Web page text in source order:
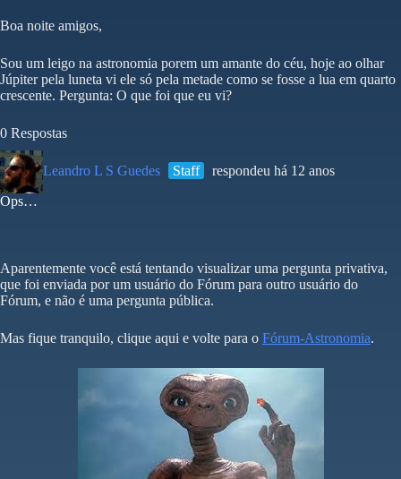
Boa noite amigos,
Sou um leigo na astronomia porem um amante do céu, hoje ao olhar
Júpiter pela luneta vi ele só pela metade como se fosse a lua em quarto
crescente. Pergunta: O que foi que eu vi?
0 Respostas
Leandro L S Guedes Staff respondeu há 12 anos
Ops…
Aparentemente você está tentando visualizar uma pergunta privativa,
que foi enviada por um usuário do Fórum para outro usuário do
Fórum, e não é uma pergunta pública.
Mas fique tranquilo, clique aqui e volte para o Fórum-Astronomia.